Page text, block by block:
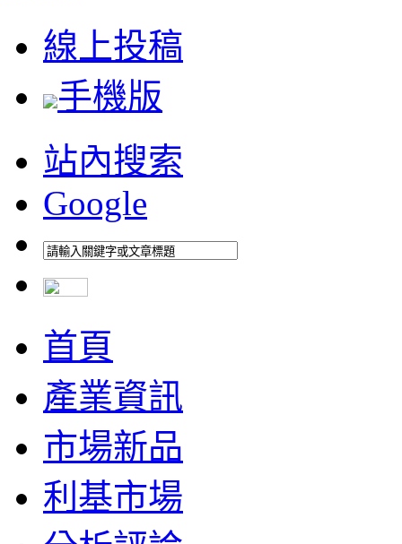
線上投稿
手機版
站內搜索
Google
首頁
產業資訊
市場新品
利基市場